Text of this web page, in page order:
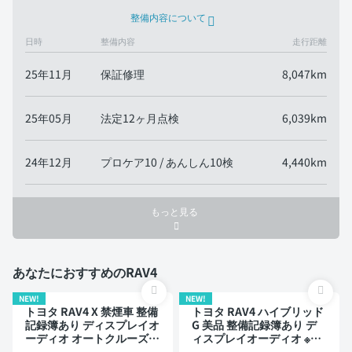
整備内容について
日時 整備内容 走行距離
25年11月 保証修理 8,047km
25年05月 法定12ヶ月点検 6,039km
24年12月 プロケア10 / あんしん10検 4,440km
もっと見る
あなたにおすすめのRAV4
NEW!
トヨタ RAV4 X 禁煙車 整備
記録簿あり ディスプレイオ
ーディオ オートクルーズ
NEW!
トヨタ RAV4 ハイブリッド
G 美品 整備記録簿あり デ
ィスプレイオーディオ ※ナ